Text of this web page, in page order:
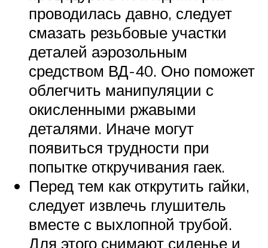
проводилась давно, следует
смазать резьбовые участки
деталей аэрозольным
средством ВД-40. Оно поможет
облегчить манипуляции с
окисленными ржавыми
деталями. Иначе могут
появиться трудности при
попытке откручивания гаек.
Перед тем как открутить гайки,
следует извлечь глушитель
вместе с выхлопной трубой.
Для этого снимают сиденье и